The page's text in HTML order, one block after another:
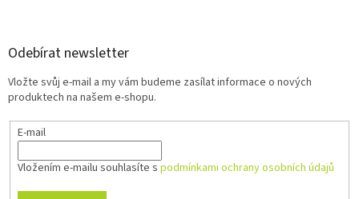
Odebírat newsletter
Vložte svůj e-mail a my vám budeme zasílat informace o nových
produktech na našem e-shopu.
E-mail
Vložením e-mailu souhlasíte s podmínkami ochrany osobních údajů